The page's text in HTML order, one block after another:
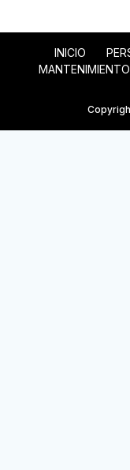
INICIO